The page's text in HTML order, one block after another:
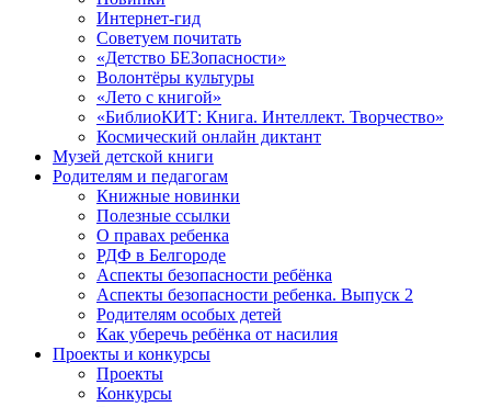
Интернет-гид
Советуем почитать
«Детство БЕЗопасности»
Волонтёры культуры
«Лето с книгой»
«БиблиоКИТ: Книга. Интеллект. Творчество»
Космический онлайн диктант
Музей детской книги
Родителям и педагогам
Книжные новинки
Полезные ссылки
О правах ребенка
РДФ в Белгороде
Аспекты безопасности ребёнка
Аспекты безопасности ребенка. Выпуск 2
Родителям особых детей
Как уберечь ребёнка от насилия
Проекты и конкурсы
Проекты
Конкурсы